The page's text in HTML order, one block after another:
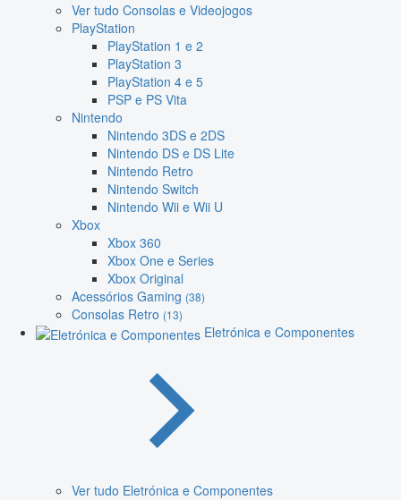
Ver tudo Consolas e Videojogos
PlayStation
PlayStation 1 e 2
PlayStation 3
PlayStation 4 e 5
PSP e PS Vita
Nintendo
Nintendo 3DS e 2DS
Nintendo DS e DS Lite
Nintendo Retro
Nintendo Switch
Nintendo Wii e Wii U
Xbox
Xbox 360
Xbox One e Series
Xbox Original
Acessórios Gaming (38)
Consolas Retro (13)
Eletrónica e Componentes
Ver tudo Eletrónica e Componentes